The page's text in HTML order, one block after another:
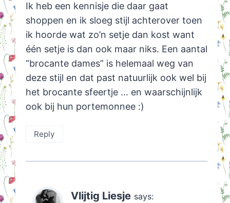
Ik heb een kennisje die daar gaat
shoppen en ik sloeg stijl achterover toen
ik hoorde wat zo’n setje dan kost want
één setje is dan ook maar niks. Een aantal
“brocante dames” is helemaal weg van
deze stijl en dat past natuurlijk ook wel bij
het brocante sfeertje … en waarschijnlijk
ook bij hun portemonnee :)
Reply
Vlijtig Liesje says: